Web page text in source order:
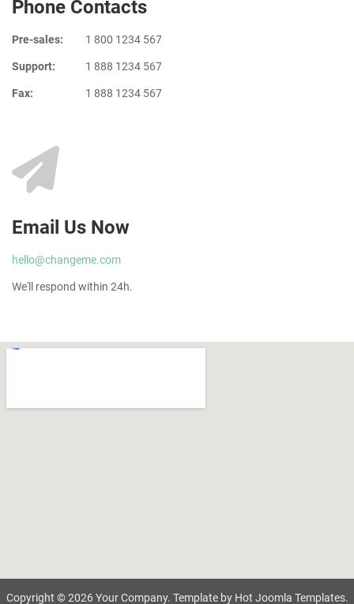
Phone Contacts
Pre-sales: 1 800 1234 567
Support: 1 888 1234 567
Fax: 1 888 1234 567
Email Us Now
hello@changeme.com
We'll respond within 24h.
Copyright © 2026 Your Company. Template by Hot Joomla Templates.